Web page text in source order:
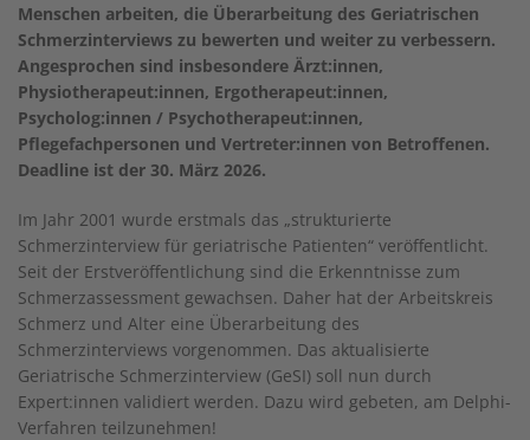
Menschen arbeiten, die Überarbeitung des Geriatrischen
Schmerzinterviews zu bewerten und weiter zu verbessern.
Angesprochen sind insbesondere Ärzt:innen,
Physiotherapeut:innen, Ergotherapeut:innen,
Psycholog:innen / Psychotherapeut:innen,
Pflegefachpersonen und Vertreter:innen von Betroffenen.
Deadline ist der 30. März 2026.
Im Jahr 2001 wurde erstmals das „strukturierte
Schmerzinterview für geriatrische Patienten“ veröffentlicht.
Seit der Erstveröffentlichung sind die Erkenntnisse zum
Schmerzassessment gewachsen. Daher hat der Arbeitskreis
Schmerz und Alter eine Überarbeitung des
Schmerzinterviews vorgenommen. Das aktualisierte
Geriatrische Schmerzinterview (GeSI) soll nun durch
Expert:innen validiert werden. Dazu wird gebeten, am Delphi-
Verfahren teilzunehmen!